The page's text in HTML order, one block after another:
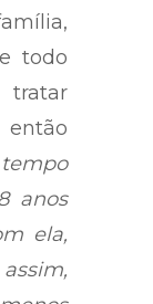
todo
tratar
anos
ela,